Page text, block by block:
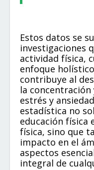
Estos datos se
investigaciones
actividad física,
enfoque
contribuye al
la concentración
estrés y
estadística no
educación física
física, sino que
impacto en el
aspectos
integral de